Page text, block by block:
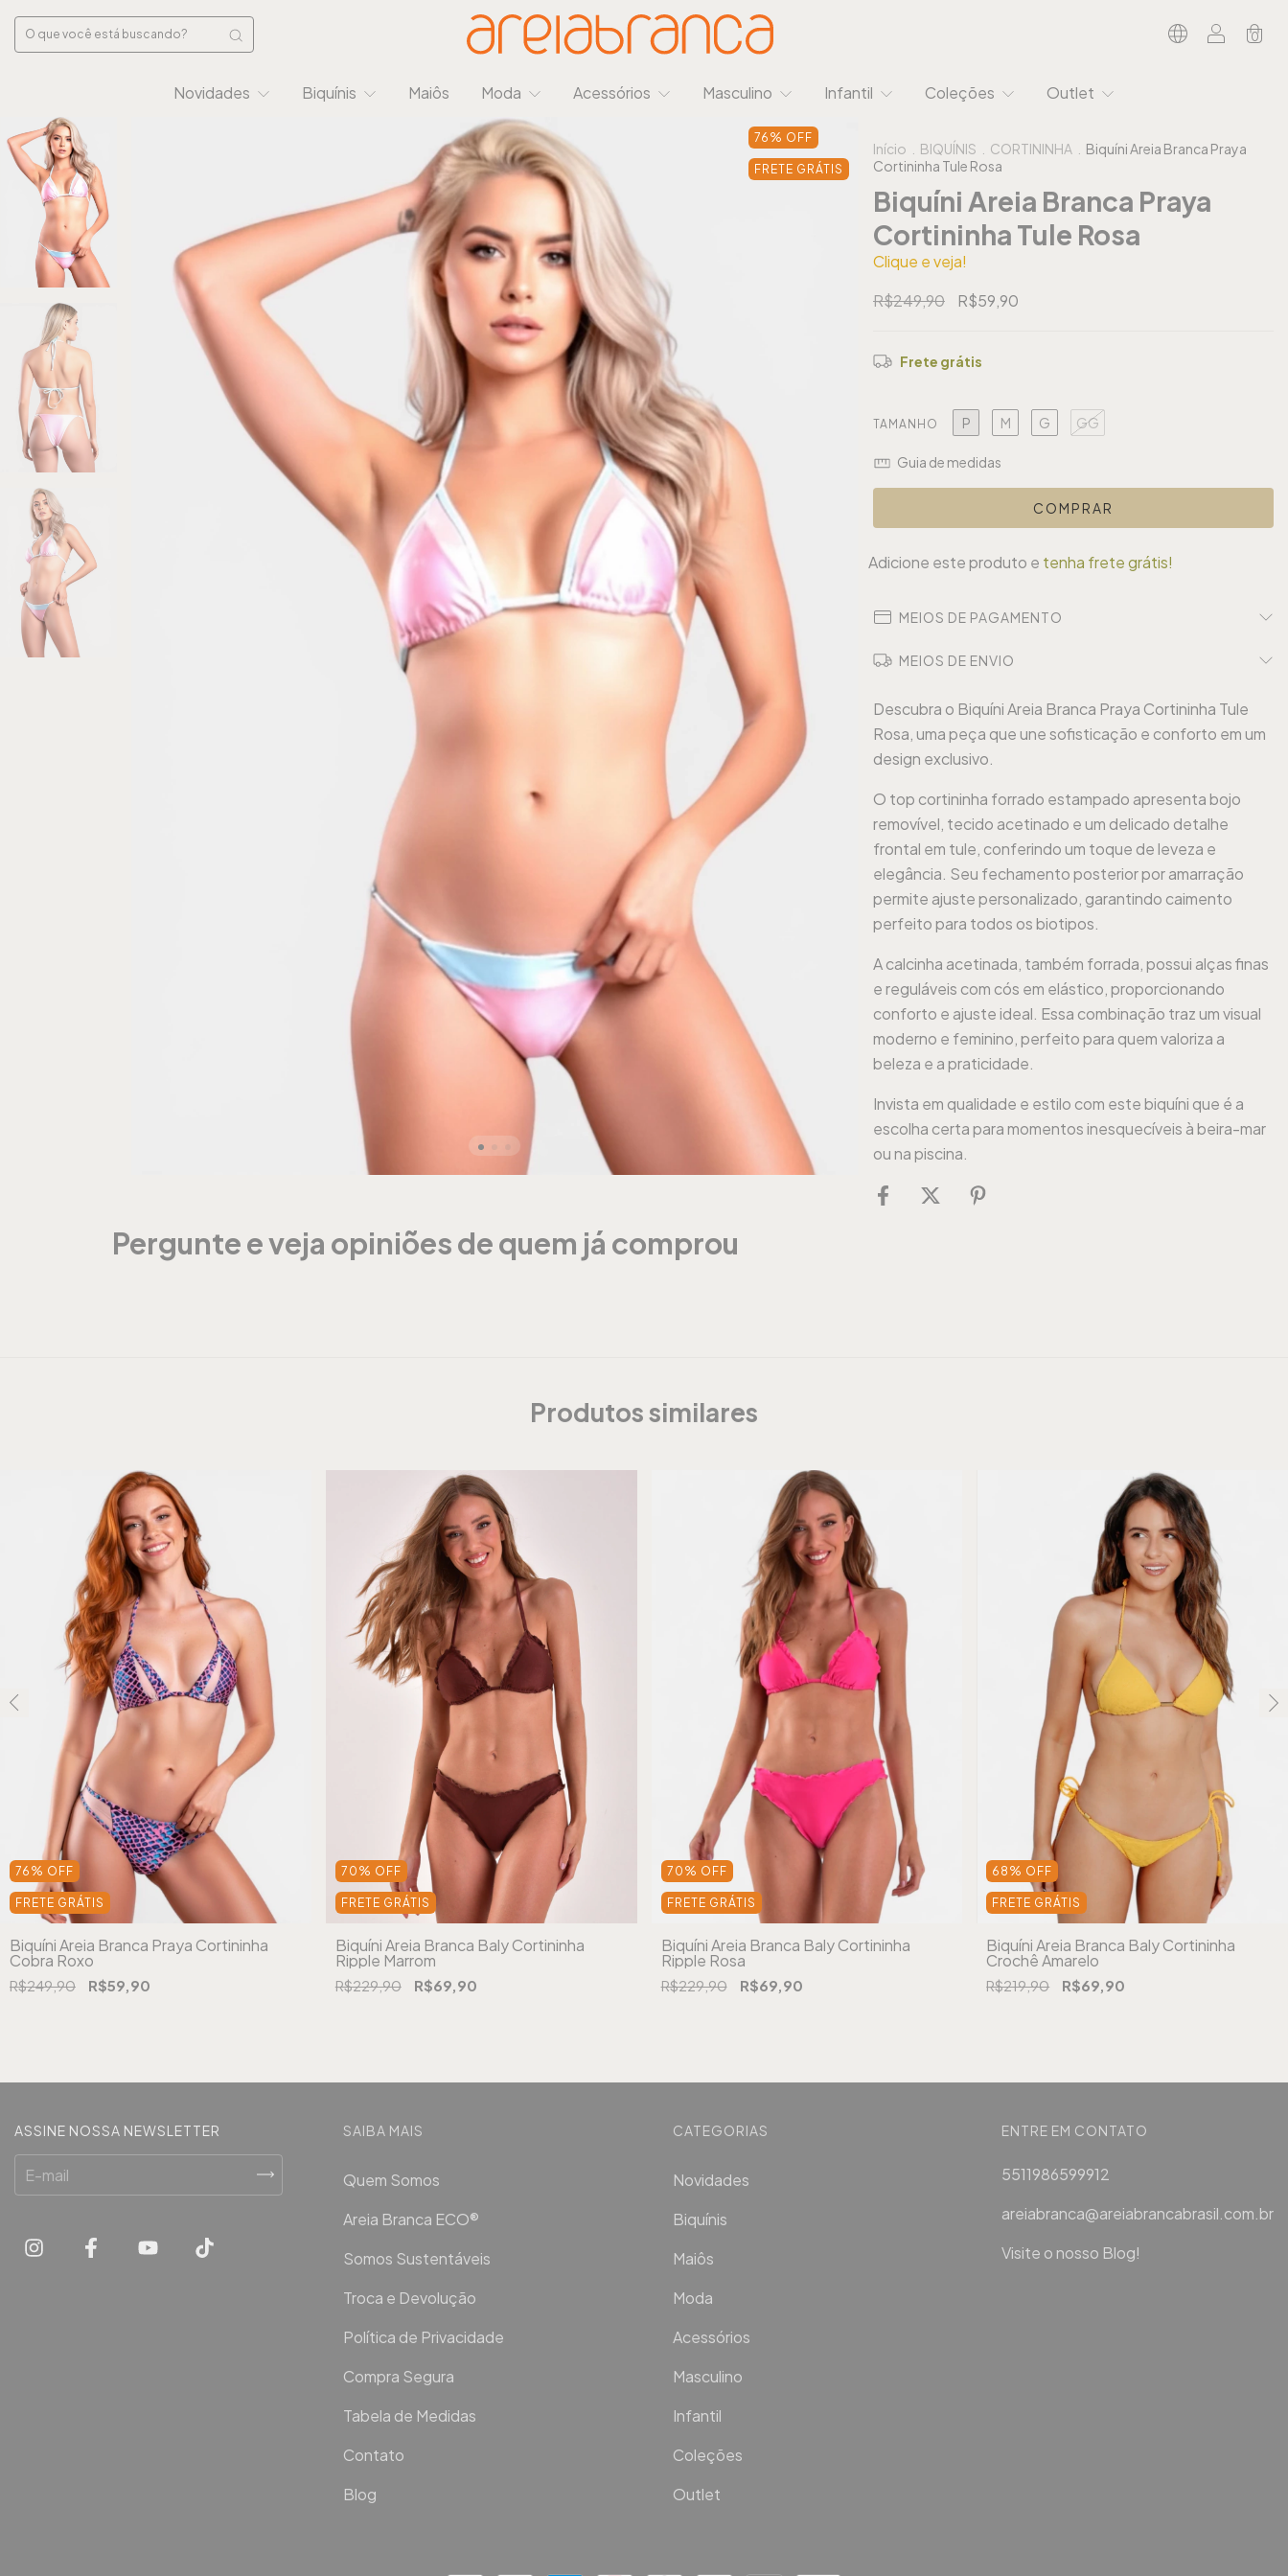
0
Novidades Biquínis Maiôs Moda Acessórios Masculino Infantil Coleções Outlet
76 % OFF
FRETE GRÁTIS
Início BIQUÍNIS CORTININHA
Biquíni Areia Branca Praya
Cortininha Tule Rosa
Biquíni Areia Branca Praya
Cortininha Tule Rosa
Clique e veja!
R$249,90
R$59,90
Frete grátis
TAMANHO P M G GG
Guia de medidas
Adicione este produto e tenha frete grátis!
MEIOS DE PAGAMENTO
MEIOS DE ENVIO
Descubra o Biquíni Areia Branca Praya Cortininha Tule
Rosa, uma peça que une sofisticação e conforto em um
design exclusivo.
O top cortininha forrado estampado apresenta bojo
removível, tecido acetinado e um delicado detalhe
frontal em tule, conferindo um toque de leveza e
elegância. Seu fechamento posterior por amarração
permite ajuste personalizado, garantindo caimento
perfeito para todos os biotipos.
A calcinha acetinada, também forrada, possui alças finas
e reguláveis com cós em elástico, proporcionando
conforto e ajuste ideal. Essa combinação traz um visual
moderno e feminino, perfeito para quem valoriza a
beleza e a praticidade.
Invista em qualidade e estilo com este biquíni que é a
escolha certa para momentos inesquecíveis à beira-mar
ou na piscina.
Pergunte e veja opiniões de quem já comprou
Produtos similares
76 % OFF
FRETE GRÁTIS
Biquíni Areia Branca Praya Cortininha
Cobra Roxo
R$249,90 R$59,90
70 % OFF
FRETE GRÁTIS
Biquíni Areia Branca Baly Cortininha
Ripple Marrom
R$229,90 R$69,90
70 % OFF
FRETE GRÁTIS
Biquíni Areia Branca Baly Cortininha
Ripple Rosa
R$229,90 R$69,90
68 % OFF
FRETE GRÁTIS
Biquíni Areia Branca Baly Cortininha
Crochê Amarelo
R$219,90 R$69,90
ASSINE NOSSA NEWSLETTER SAIBA MAIS
Quem Somos
Areia Branca ECO®
Somos Sustentáveis
Troca e Devolução
Política de Privacidade
Compra Segura
Tabela de Medidas
Contato
Blog
CATEGORIAS
Novidades
Biquínis
Maiôs
Moda
Acessórios
Masculino
Infantil
Coleções
Outlet
ENTRE EM CONTATO
5511986599912
areiabranca@areiabrancabrasil.com.br
Visite o nosso Blog!